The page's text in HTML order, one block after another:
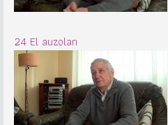
24 El auzolan